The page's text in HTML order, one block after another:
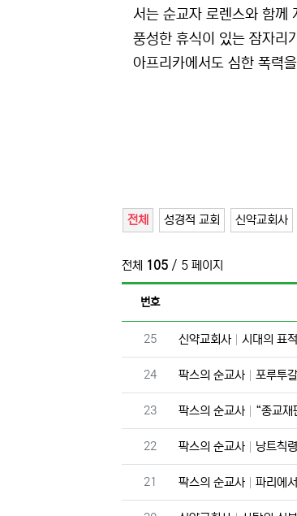
서는 순교자 로렌스와 함께
풍성한 휴식이 있는 잠자리
아프리카에서도 심한 폭력
전체 성경적 교회 신약교회사
전체 105 / 5 페이지
번호
번호
25 신약교회사 시대의 표
번호
24 팍스의 순교사 포루투
번호
23 팍스의 순교사 “종교재
번호
22 팍스의 순교사 낭트칙
번호
21 팍스의 순교사 파리에